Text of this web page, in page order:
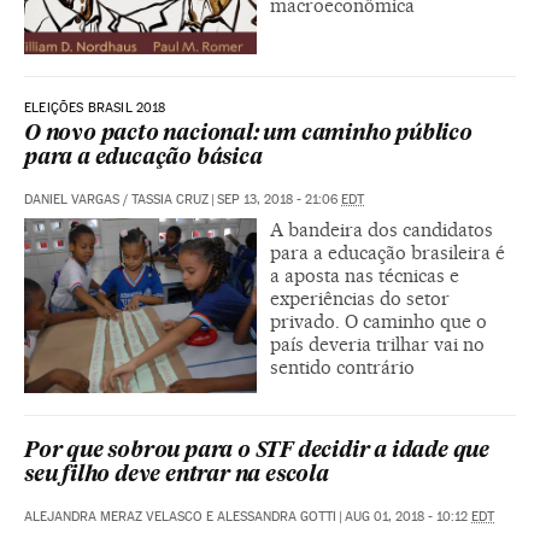
macroeconômica
ELEIÇÕES BRASIL 2018
O novo pacto nacional: um caminho público
para a educação básica
DANIEL VARGAS / TASSIA CRUZ | SEP 13, 2018 - 21:06 EDT
A bandeira dos candidatos
para a educação brasileira é
a aposta nas técnicas e
experiências do setor
privado. O caminho que o
país deveria trilhar vai no
sentido contrário
Por que sobrou para o STF decidir a idade que
seu filho deve entrar na escola
ALEJANDRA MERAZ VELASCO E ALESSANDRA GOTTI | AUG 01, 2018 - 10:12 EDT